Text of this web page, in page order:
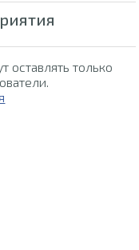
оставлять только